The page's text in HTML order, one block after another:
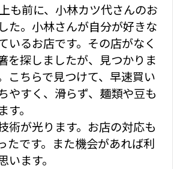
も前に、小林カツ代さんのお
た。小林さんが自分が好きな
いるお店です。その店がなく
を探しましたが、見つかりま
こちらで見つけて、早速買い
やすく、滑らず、麺類や豆も
。
術が光ります。お店の対応も
たです。また機会があれば利
います。